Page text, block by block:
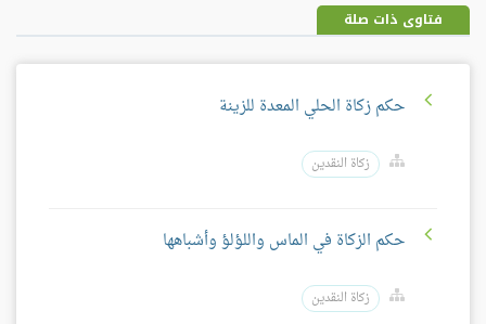
فتاوى ذات صلة
حكم زكاة الحلي المعدة للزينة
زكاة النقدين
حكم الزكاة في الماس واللؤلؤ وأشباهها
زكاة النقدين